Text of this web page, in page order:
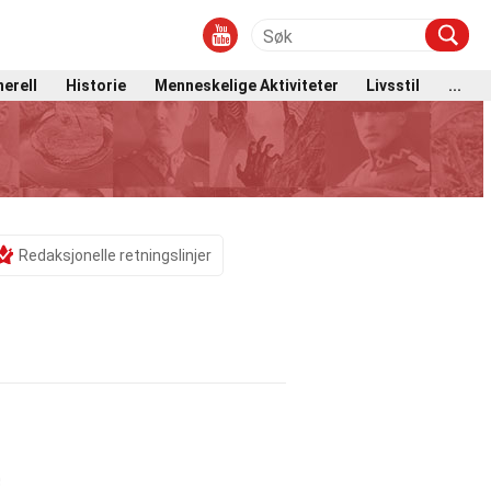
Historie Menneskelige Aktiviteter Livsstil
...
Redaksjonelle retningslinjer